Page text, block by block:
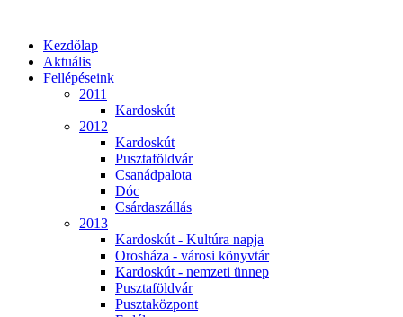
Kezdőlap
Aktuális
Fellépéseink
2011
Kardoskút
2012
Kardoskút
Pusztaföldvár
Csanádpalota
Dóc
Csárdaszállás
2013
Kardoskút - Kultúra napja
Orosháza - városi könyvtár
Kardoskút - nemzeti ünnep
Pusztaföldvár
Pusztaközpont